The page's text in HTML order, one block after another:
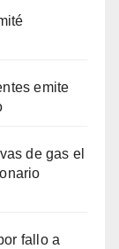
emite
de gas el
fallo a